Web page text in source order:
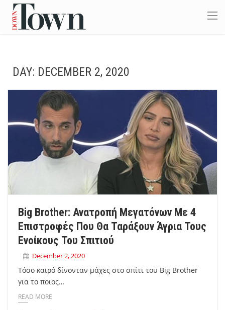
DAY: DECEMBER 2, 2020
Big Brother: Ανατροπή Μεγατόνων Με 4
Επιστροφές Που Θα Ταράξουν Άγρια Τους
Ενοίκους Του Σπιτιού
December 2, 2020
Τόσο καιρό δίνονταν μάχες στο σπίτι του Big Brother
για το ποιος…
READ MORE